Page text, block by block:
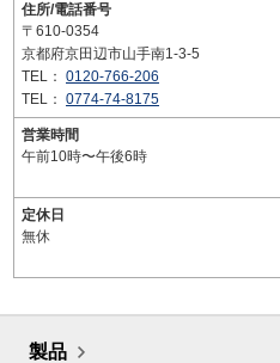
住所/電話番号
〒610-0354
京都府京田辺市山手南1-3-5
TEL： 0120-766-206
TEL： 0774-74-8175
営業時間
午前10時〜午後6時
定休日
無休
製品